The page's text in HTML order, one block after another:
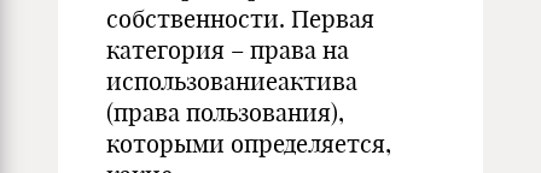
собственности. Первая
категория – права на
использованиеактива
(права пользования),
которыми определяется,